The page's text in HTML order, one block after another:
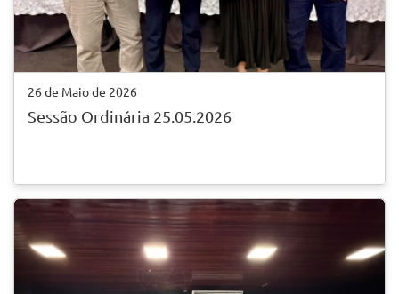
26 de Maio de 2026
Sessão Ordinária 25.05.2026